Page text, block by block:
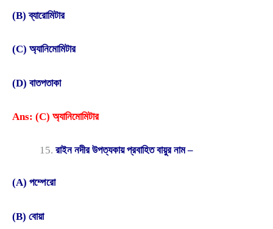
(B) ব্যারোমিটার
(C) অ্যানিমোমিটার
(D) বাতপতাকা
Ans: (C) অ্যানিমোমিটার
রাইন নদীর উপত্যকায় প্রবাহিত বায়ুর নাম –
(A) পম্পেরো
(B) বোয়া